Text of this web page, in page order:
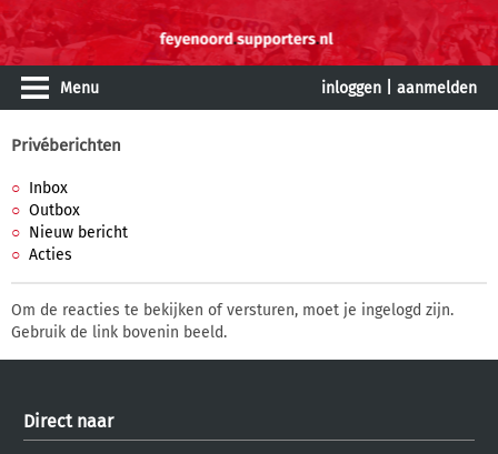
Menu inloggen aanmelden
Privéberichten
Inbox
Outbox
Nieuw bericht
Acties
Om de reacties te bekijken of versturen, moet je ingelogd zijn.
Gebruik de link bovenin beeld.
Direct naar